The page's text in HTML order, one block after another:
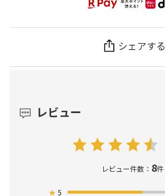
シェアする
レビュー
レビュー件数： 8件
★5